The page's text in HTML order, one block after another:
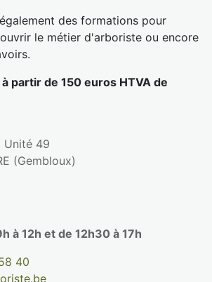
des formations pour
le métier d'arboriste ou encore
partir de 150 euros HTVA de
Unité 49
(Gembloux)
à 12h et de 12h30 à 17h
40